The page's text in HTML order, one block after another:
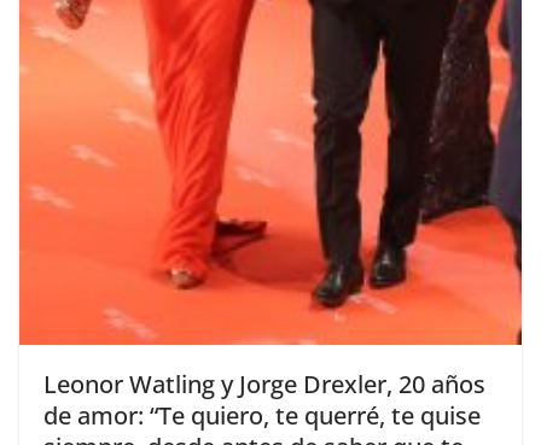
​Leonor Watling y Jorge Drexler, 20 años
de amor: “Te quiero, te querré, te quise